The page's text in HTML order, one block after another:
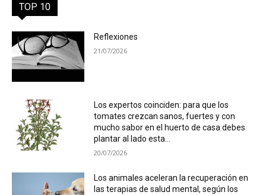
TOP 10
Reflexiones
21/07/2026
Los expertos coinciden: para que los
tomates crezcan sanos, fuertes y con
mucho sabor en el huerto de casa debes
plantar al lado esta...
20/07/2026
Los animales aceleran la recuperación en
las terapias de salud mental, según los